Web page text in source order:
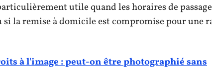
utile quand les horaires de passage
si la remise à domicile est compromise pour une
à l'image : peut-on être photographié sans